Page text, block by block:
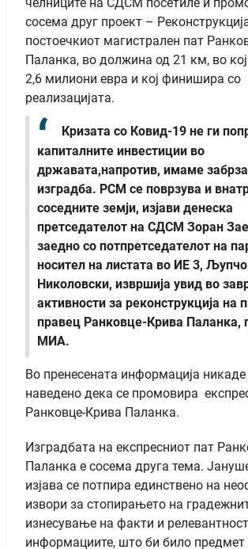
сосема друг проект –
постоечкиот магистрален пат
Паланка, во должина од 21 км, во
2,6 милиони евра и кој финишира со
реализацијата.
Кризата со Ковид-19 не ги
капиталните инвестиции во
државата,напротив, имаме
изградба. РСМ се поврзува и
соседните земји, изјави денеска
претседателот на СДСМ Зоран
заедно со потпретседателот на
носител на листата во ИЕ 3, Љупчо
Николовски, извршија увид во
активности за реконструкција на
правец Ранковце-Крива Паланка,
МИА.
Во пренесената информација
наведено дека се промовира
Ранковце-Крива Паланка.
Изградбата на експресниот пат
Паланка е сосема друга тема.
изјава се потпира единствено на
извори за стопирањето на
изнесување на факти и
информациите, што би било предмет